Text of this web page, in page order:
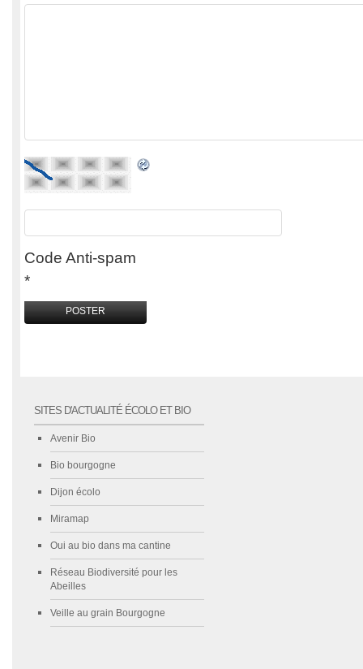
Code Anti-spam
*
SITES D'ACTUALITÉ ÉCOLO ET BIO
Avenir Bio
Bio bourgogne
Dijon écolo
Miramap
Oui au bio dans ma cantine
Réseau Biodiversité pour les
Abeilles
Veille au grain Bourgogne